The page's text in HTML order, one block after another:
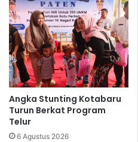
Angka Stunting Kotabaru
Turun Berkat Program
Telur
6 Agustus 2026